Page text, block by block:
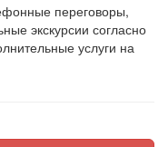
переговоры,
экскурсии согласно
услуги на